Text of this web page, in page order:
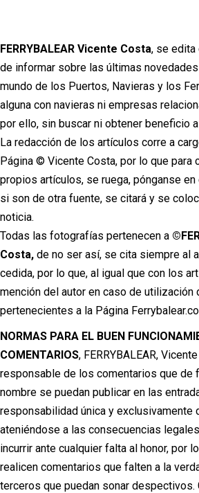
contenido
FERRYBALEAR Vicente Costa, se edita
de informar sobre las últimas
mundo de los Puertos, Navieras y los
alguna con navieras ni empresas
por ello, sin buscar ni obtener beneficio
La redacción de los artículos corre a
Página © Vicente Costa, por lo que para
propios artículos, se ruega, pónganse
si son de otra fuente, se citará y se
noticia.
Todas las fotografías pertenecen a
Costa, de no ser así, se cita siempre al
cedida, por lo que, al igual que con los
mención del autor en caso de utilización
pertenecientes a la Página
NORMAS PARA EL BUEN
COMENTARIOS, FERRYBALEAR,
responsable de los comentarios que de
nombre se puedan publicar en las
responsabilidad única y exclusivamente
ateniéndose a las consecuencias
incurrir ante cualquier falta al honor, por
realicen comentarios que falten a la
terceros que puedan sonar despectivos.